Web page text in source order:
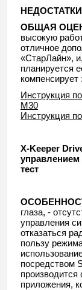
ОБЩАЯ
высокую
отличное
«СтарЛайн»,
планируется
компенсирует
Инструкция
M30
Инструкция
X-Keeper
управлением
тест
глаза, -
управления
отказаться
пользу
посредством
приложения,